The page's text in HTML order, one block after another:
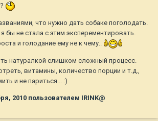
что нужно дать собаке поголодать.
бы не стала с этим эксперементировать.
и голодание ему не к чему..
натуралкой слишком сложный процесс.
витамины, количество порции и т.д.,
и не париться... :)
2010 пользователем IRINK@